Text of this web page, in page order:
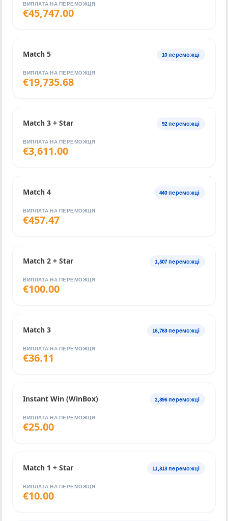
ВИПЛАТА НА ПЕРЕМОЖЦЯ
€45,747.00
Match 5 10переможці
ВИПЛАТА НА ПЕРЕМОЖЦЯ
€19,735.68
Match 3 + Star 92переможці
ВИПЛАТА НА ПЕРЕМОЖЦЯ
€3,611.00
Match 4 440переможці
ВИПЛАТА НА ПЕРЕМОЖЦЯ
€457.47
Match 2 + Star 1,507переможці
ВИПЛАТА НА ПЕРЕМОЖЦЯ
€100.00
Match 3 16,763переможці
ВИПЛАТА НА ПЕРЕМОЖЦЯ
€36.11
Instant Win (WinBox) 2,396переможці
ВИПЛАТА НА ПЕРЕМОЖЦЯ
€25.00
Match 1 + Star 11,313переможці
ВИПЛАТА НА ПЕРЕМОЖЦЯ
€10.00